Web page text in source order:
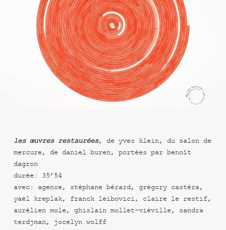
les œuvres restaurées, de yves klein, du salon de
mercure, de daniel buren, portées par benoît
dagron
durée: 35’54
avec: agence, stéphane bérard, grégory castéra,
yaël kreplak, franck leibovici, claire le restif,
aurélien mole, ghislain mollet-viéville, sandra
terdjman, jocelyn wolff